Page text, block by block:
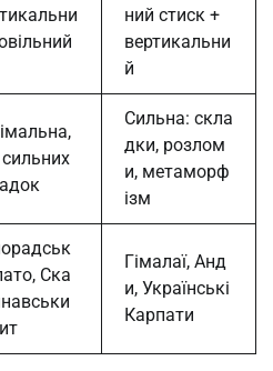
ний стиск +
вертикальни
й
Сильна: скла
дки, розлом
и, метаморф
ізм
Ска
Гімалаї, Анд
и, Українські
Карпати